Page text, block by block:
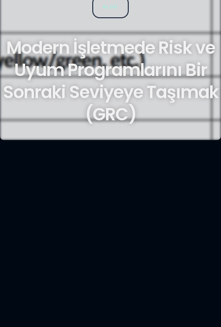
BLOG
Modern İşletmede Risk ve
Uyum Programlarını Bir
Sonraki Seviyeye Taşımak
(GRC)